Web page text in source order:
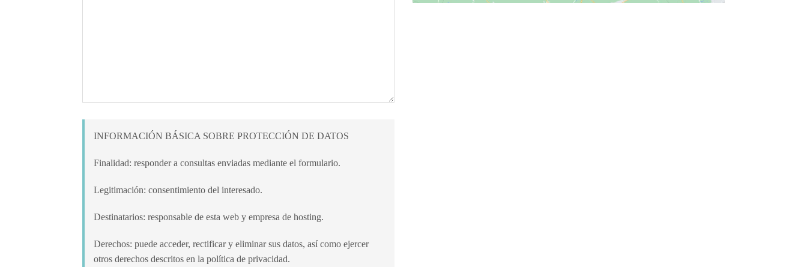
INFORMACIÓN BÁSICA SOBRE PROTECCIÓN DE DATOS
Finalidad: responder a consultas enviadas mediante el formulario.
Legitimación: consentimiento del interesado.
Destinatarios: responsable de esta web y empresa de hosting.
Derechos: puede acceder, rectificar y eliminar sus datos, así como ejercer
otros derechos descritos en la política de privacidad.